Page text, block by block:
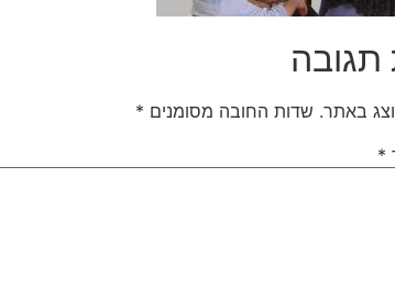
תגובה
באתר. שדות החובה מסומנים *
*